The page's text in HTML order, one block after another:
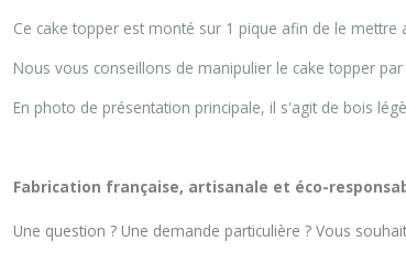
Ce cake topper est monté sur 1 pique afin de le
Nous vous conseillons de manipulier le cake topper
En photo de présentation principale, il s'agit de bois
Fabrication française, artisanale et éco-
Une question ? Une demande particulière ? Vous